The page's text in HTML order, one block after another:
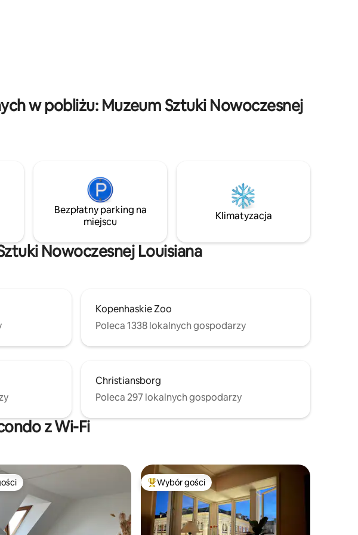
liczba recenzji: 172
w pobliżu: Muzeum Sztuki Nowoczesnej
Bezpłatny parking na
miejscu
Klimatyzacja
Nowoczesnej Louisiana
Kopenhaskie Zoo
Poleca 1338 lokalnych gospodarzy
Christiansborg
Poleca 297 lokalnych gospodarzy
z Wi-Fi
Najpopularniejsze z kategorii Wybór gości
Wybór gości